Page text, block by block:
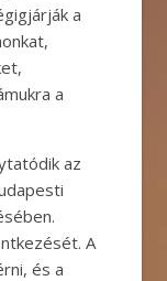
a
a
az
A
és a